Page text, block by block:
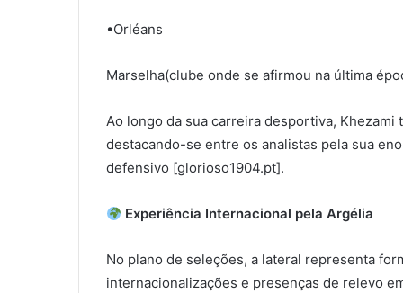
•Orléans
Marselha(clube onde se afirmou na última
Ao longo da sua carreira desportiva,
destacando-se entre os analistas pela sua
defensivo [glorioso1904.pt].
Experiência Internacional pela Argélia
No plano de seleções, a lateral representa
internacionalizações e presenças de relevo